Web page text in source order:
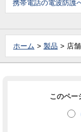
携帯電話の電波防護
ホーム 製品 店
このペー